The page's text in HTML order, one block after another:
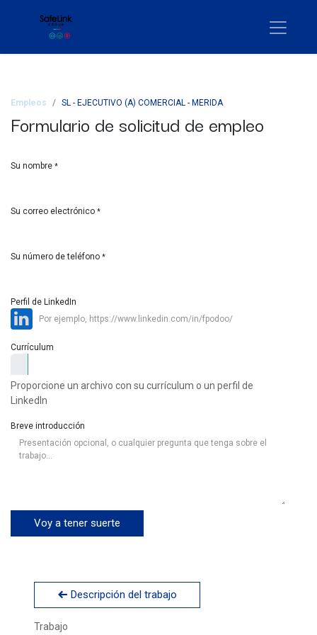
Empleos SL - EJECUTIVO (A) COMERCIAL - MERIDA
Formulario de solicitud de empleo
Su nombre *
Su correo electrónico *
Su número de teléfono *
Perfil de LinkedIn
Currículum
Proporcione un archivo con su currículum o un perfil de
LinkedIn
Breve introducción
Voy a tener suerte
Descripción del trabajo
Trabajo